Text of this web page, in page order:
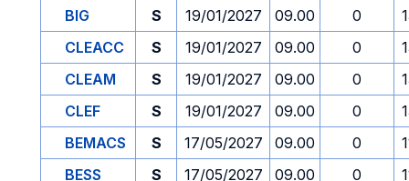
BIG
S 19/01/2027 09.00 0
CLEACC
S 19/01/2027 09.00 0
CLEAM
S 19/01/2027 09.00 0
CLEF
S 19/01/2027 09.00 0
BEMACS
S 17/05/2027 09.00 0
BESS
S 17/05/2027 09.00 0